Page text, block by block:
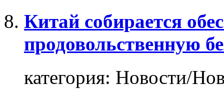
Китай собирается
продовольственную
категория: Новости/